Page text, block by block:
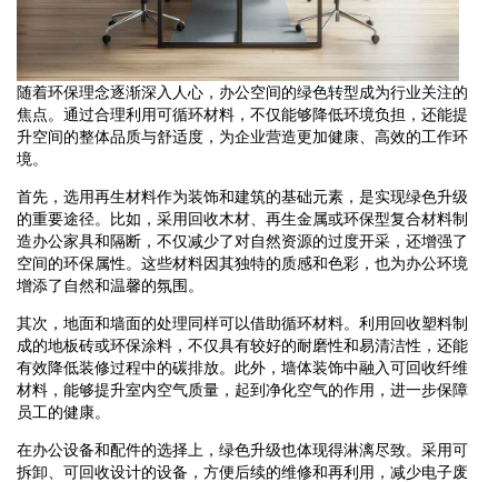
随着环保理念逐渐深入人心，办公空间的绿色转型成为行业关注的
焦点。通过合理利用可循环材料，不仅能够降低环境负担，还能提
升空间的整体品质与舒适度，为企业营造更加健康、高效的工作环
境。
首先，选用再生材料作为装饰和建筑的基础元素，是实现绿色升级
的重要途径。比如，采用回收木材、再生金属或环保型复合材料制
造办公家具和隔断，不仅减少了对自然资源的过度开采，还增强了
空间的环保属性。这些材料因其独特的质感和色彩，也为办公环境
增添了自然和温馨的氛围。
其次，地面和墙面的处理同样可以借助循环材料。利用回收塑料制
成的地板砖或环保涂料，不仅具有较好的耐磨性和易清洁性，还能
有效降低装修过程中的碳排放。此外，墙体装饰中融入可回收纤维
材料，能够提升室内空气质量，起到净化空气的作用，进一步保障
员工的健康。
在办公设备和配件的选择上，绿色升级也体现得淋漓尽致。采用可
拆卸、可回收设计的设备，方便后续的维修和再利用，减少电子废